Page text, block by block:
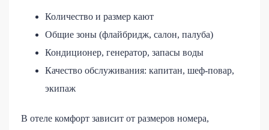
Количество и размер кают
Общие зоны (флайбридж, салон, палуба)
Кондиционер, генератор, запасы воды
Качество обслуживания: капитан, шеф-повар,
экипаж
В отеле комфорт зависит от размеров номера,